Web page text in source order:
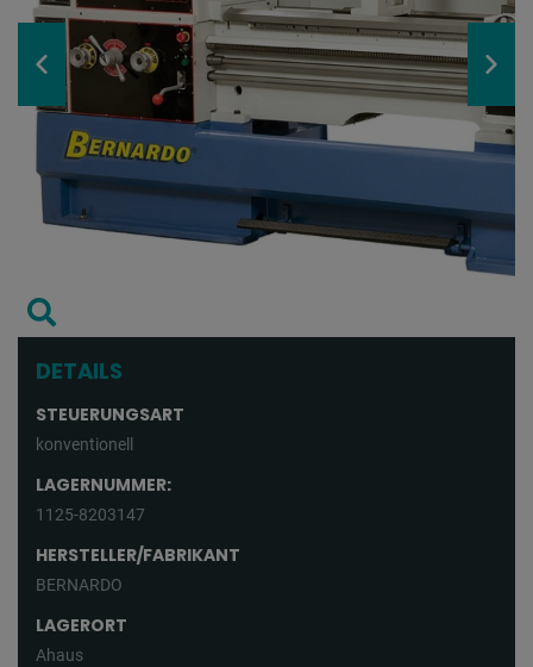
DETAILS
STEUERUNGSART
konventionell
LAGERNUMMER:
1125-8203147
HERSTELLER/FABRIKANT
BERNARDO
LAGERORT
Ahaus